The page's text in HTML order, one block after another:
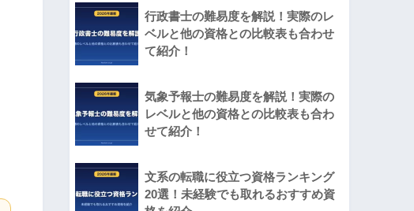
行政書士の難易度を解説！実際のレ
ベルと他の資格との比較表も合わせ
て紹介！
気象予報士の難易度を解説！実際の
レベルと他の資格との比較表も合わ
せて紹介！
文系の転職に役立つ資格ランキング
20選！未経験でも取れるおすすめ資